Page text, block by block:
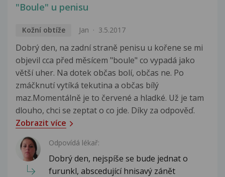
"Boule" u penisu
Kožní obtíže Jan 3.5.2017
Dobrý den, na zadní straně penisu u kořene se mi
objevil cca před měsícem "boule" co vypadá jako
větší uher. Na dotek občas bolí, občas ne. Po
zmáčknutí vytíká tekutina a občas bílý
maz.Momentálně je to červené a hladké. Už je tam
dlouho, chci se zeptat o co jde. Díky za odpověď.
Zobrazit více
Odpovídá lékař:
Dobrý den, nejspíše se bude jednat o
furunkl, abscedující hnisavý zánět